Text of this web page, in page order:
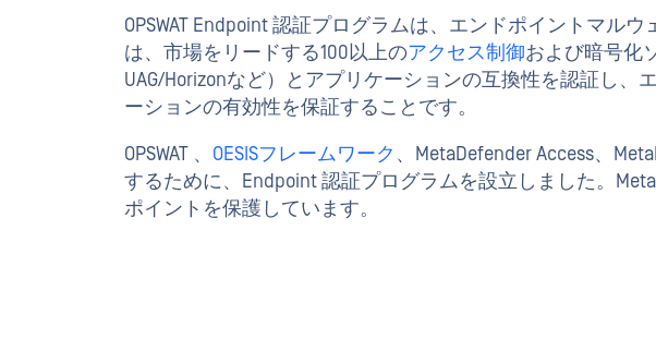
OPSWAT Endpoint 認証プログラムは、エンドポイントマ
は、市場をリードする100以上のアクセス制御および暗号化
UAG/Horizonなど）とアプリケーションの互換性を認証し
ーションの有効性を保証することです。
OPSWAT 、 OESISフレームワーク 、MetaDefender Access、
するために、Endpoint 認証プログラムを設立しました。
ポイントを保護しています。